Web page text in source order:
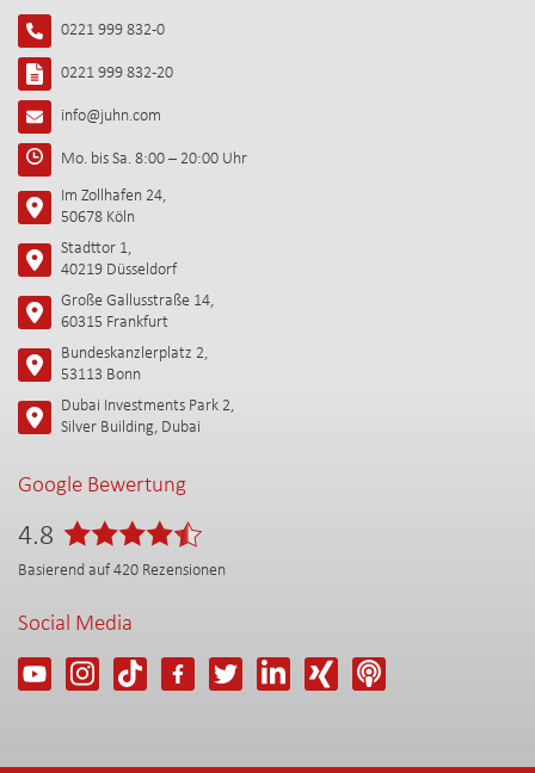
0221 999 832-0
0221 999 832-20
info@juhn.com
Mo. bis Sa. 8:00 – 20:00 Uhr
Im Zollhafen 24,
50678 Köln
Stadttor 1,
40219 Düsseldorf
Große Gallusstraße 14,
60315 Frankfurt
Bundeskanzlerplatz 2,
53113 Bonn
Dubai Investments Park 2,
Silver Building, Dubai
Google Bewertung
4.8
Basierend auf 420 Rezensionen
Social Media